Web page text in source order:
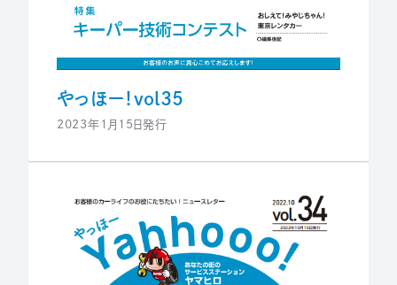
やっほー！vol35
2023年1月15日発行